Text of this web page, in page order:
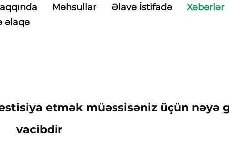
Məhsullar Əlavə İstifadə
Xəbərlər
əlaqə
etmək müəssisəniz üçün nəyə
vacibdir